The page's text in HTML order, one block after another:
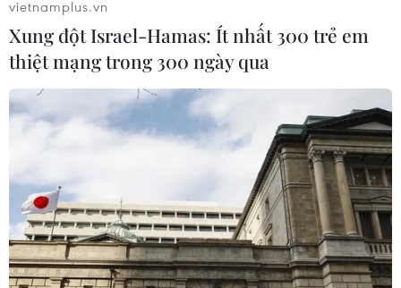
vietnamplus.vn
Xung đột Israel-Hamas: Ít nhất 300 trẻ em
thiệt mạng trong 300 ngày qua